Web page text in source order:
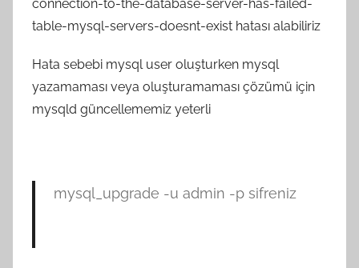
connection-to-the-database-server-has-failed-
table-mysql-servers-doesnt-exist hatası alabiliriz
Hata sebebi mysql user oluşturken mysql
yazamaması veya oluşturamaması çözümü için
mysqld güncellememiz yeterli
mysql_upgrade -u admin -p sifreniz